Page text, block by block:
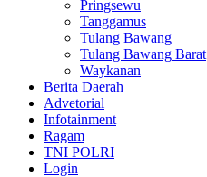
Pringsewu
Tanggamus
Tulang Bawang
Tulang Bawang Barat
Waykanan
Berita Daerah
Advetorial
Infotainment
Ragam
TNI POLRI
Login